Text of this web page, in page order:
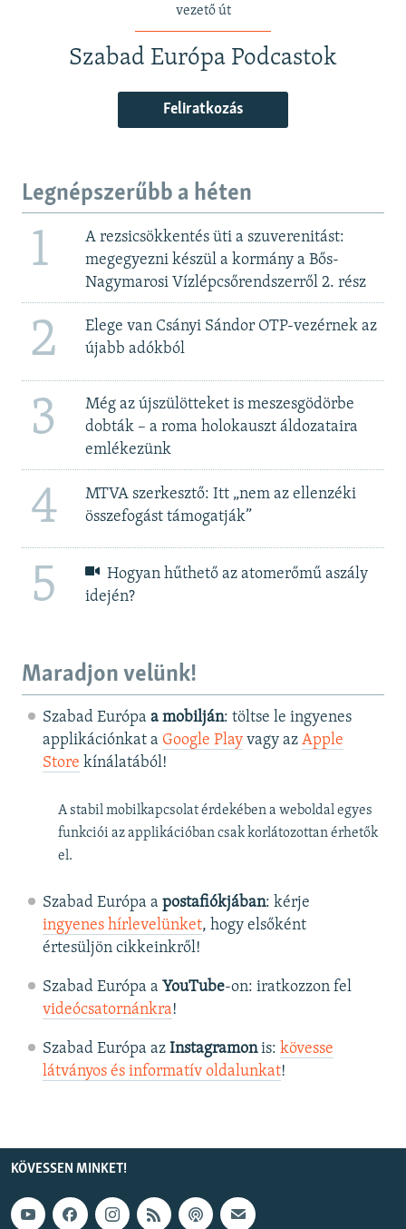
vezető út
Szabad Európa Podcastok
Feliratkozás
Legnépszerűbb a héten
1
A rezsicsökkentés üti a szuverenitást:
megegyezni készül a kormány a Bős-
Nagymarosi Vízlépcsőrendszerről 2. rész
2
Elege van Csányi Sándor OTP-vezérnek az
újabb adókból
3
Még az újszülötteket is meszesgödörbe
dobták – a roma holokauszt áldozataira
emlékezünk
4
MTVA szerkesztő: Itt „nem az ellenzéki
összefogást támogatják”
5
Hogyan hűthető az atomerőmű aszály
idején?
Maradjon velünk!
Szabad Európa a mobilján: töltse le ingyenes
applikációnkat a Google Playvagy az Apple
Store kínálatából!
A stabil mobilkapcsolat érdekében a weboldal egyes
funkciói az applikációban csak korlátozottan érhetők
el.
Szabad Európa a postafiókjában: kérje
ingyenes hírlevelünket, hogy elsőként
értesüljön cikkeinkről!
Szabad Európa a YouTube-on: iratkozzon fel
videócsatornánkra!
Szabad Európa az Instagramonis: kövesse
látványos és informatív oldalunkat! ​
KÖVESSEN MINKET!